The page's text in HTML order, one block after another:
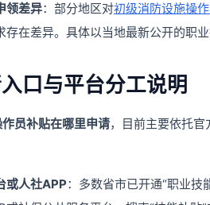
领差异：部分地区对初级消防设施操
存在差异。具体以当地最新公开的职业
口与平台分工说明
员补贴在哪里申请，目前主要依托
或人社APP：多数省市已开通“职业技